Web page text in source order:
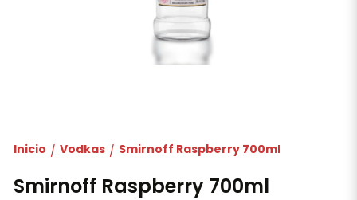
Inicio / Vodkas / Smirnoff Raspberry 700ml
Smirnoff Raspberry 700ml